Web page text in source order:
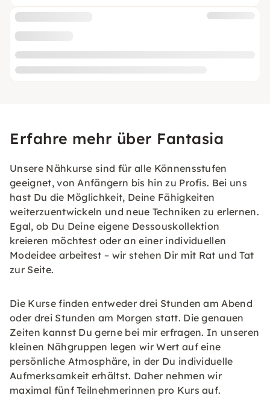
Erfahre mehr über Fantasia
Unsere Nähkurse sind für alle Könnensstufen
geeignet, von Anfängern bis hin zu Profis. Bei uns
hast Du die Möglichkeit, Deine Fähigkeiten
weiterzuentwickeln und neue Techniken zu erlernen.
Egal, ob Du Deine eigene Dessouskollektion
kreieren möchtest oder an einer individuellen
Modeidee arbeitest – wir stehen Dir mit Rat und Tat
zur Seite.
Die Kurse finden entweder drei Stunden am Abend
oder drei Stunden am Morgen statt. Die genauen
Zeiten kannst Du gerne bei mir erfragen. In unseren
kleinen Nähgruppen legen wir Wert auf eine
persönliche Atmosphäre, in der Du individuelle
Aufmerksamkeit erhältst. Daher nehmen wir
maximal fünf Teilnehmerinnen pro Kurs auf.